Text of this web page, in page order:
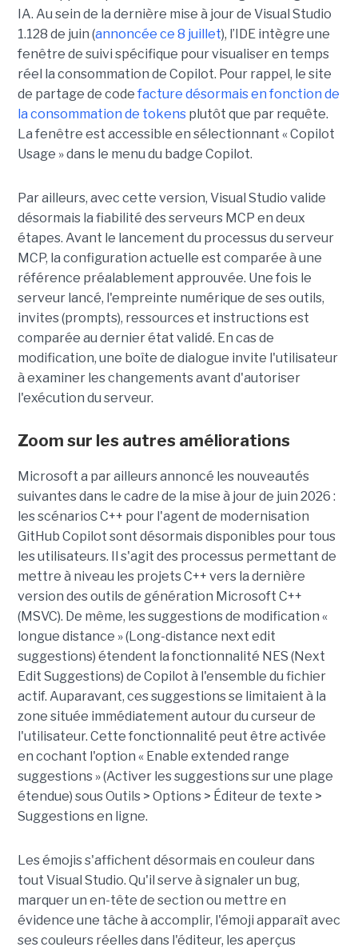
IA. Au sein de la dernière mise à jour de Visual Studio
1.128 de juin (annoncée ce 8 juillet), l’IDE intègre une
fenêtre de suivi spécifique pour visualiser en temps
réel la consommation de Copilot. Pour rappel, le site
de partage de code facture désormais en fonction de
la consommation de tokens plutôt que par requête.
La fenêtre est accessible en sélectionnant « Copilot
Usage » dans le menu du badge Copilot.
Par ailleurs, avec cette version, Visual Studio valide
désormais la fiabilité des serveurs MCP en deux
étapes. Avant le lancement du processus du serveur
MCP, la configuration actuelle est comparée à une
référence préalablement approuvée. Une fois le
serveur lancé, l'empreinte numérique de ses outils,
invites (prompts), ressources et instructions est
comparée au dernier état validé. En cas de
modification, une boîte de dialogue invite l'utilisateur
à examiner les changements avant d'autoriser
l'exécution du serveur.
Zoom sur les autres améliorations
Microsoft a par ailleurs annoncé les nouveautés
suivantes dans le cadre de la mise à jour de juin 2026 :
les scénarios C++ pour l'agent de modernisation
GitHub Copilot sont désormais disponibles pour tous
les utilisateurs. Il s'agit des processus permettant de
mettre à niveau les projets C++ vers la dernière
version des outils de génération Microsoft C++
(MSVC). De même, les suggestions de modification «
longue distance » (Long-distance next edit
suggestions) étendent la fonctionnalité NES (Next
Edit Suggestions) de Copilot à l'ensemble du fichier
actif. Auparavant, ces suggestions se limitaient à la
zone située immédiatement autour du curseur de
l'utilisateur. Cette fonctionnalité peut être activée
en cochant l'option « Enable extended range
suggestions » (Activer les suggestions sur une plage
étendue) sous Outils > Options > Éditeur de texte >
Suggestions en ligne.
Les émojis s'affichent désormais en couleur dans
tout Visual Studio. Qu'il serve à signaler un bug,
marquer un en-tête de section ou mettre en
évidence une tâche à accomplir, l'émoji apparaît avec
ses couleurs réelles dans l'éditeur, les aperçus